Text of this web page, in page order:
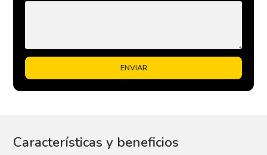
Características y beneficios